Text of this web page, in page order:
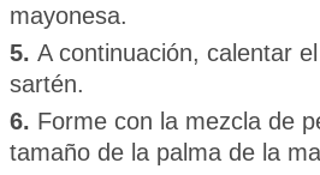
mayonesa.
5. A continuación, calentar
sartén.
6. Forme con la mezcla de
tamaño de la palma de la